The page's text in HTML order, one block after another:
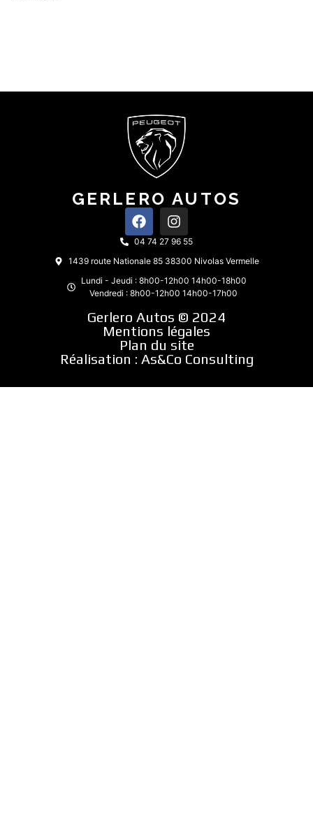
GERLERO AUTOS
04 74 27 96 55
1439 route Nationale 85 38300 Nivolas Vermelle
Lundi - Jeudi : 8h00-12h00 14h00-18h00
Vendredi : 8h00-12h00 14h00-17h00
Gerlero Autos © 2024
Mentions légales
Plan du site
Réalisation : As&Co Consulting